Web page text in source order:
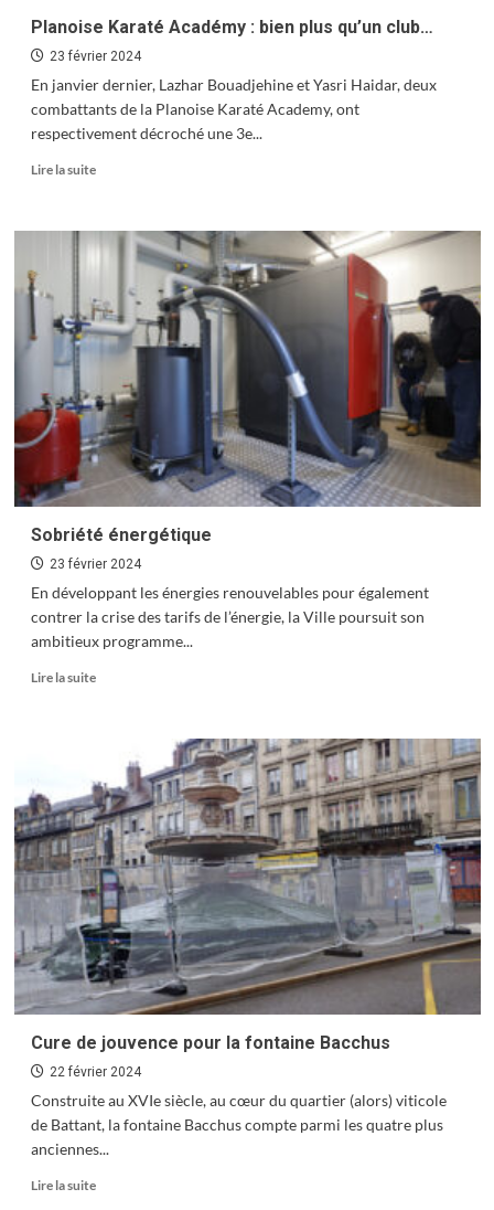
Planoise Karaté Académy : bien plus qu’un club…
23 février 2024
En janvier dernier, Lazhar Bouadjehine et Yasri Haidar, deux
combattants de la Planoise Karaté Academy, ont
respectivement décroché une 3e...
Lire la suiteEn
sur
Planoise
Académy
:
bien
plus
club…
Sobriété énergétique
23 février 2024
En développant les énergies renouvelables pour également
contrer la crise des tarifs de l’énergie, la Ville poursuit son
ambitieux programme...
Lire la suiteEn
Sobriété
énergétique
Cure de jouvence pour la fontaine Bacchus
22 février 2024
Construite au XVIe siècle, au cœur du quartier (alors) viticole
de Battant, la fontaine Bacchus compte parmi les quatre plus
anciennes...
Lire la suiteEn